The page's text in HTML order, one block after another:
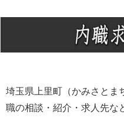
埼玉県上里町（かみさとま
職の相談・紹介・求人先な